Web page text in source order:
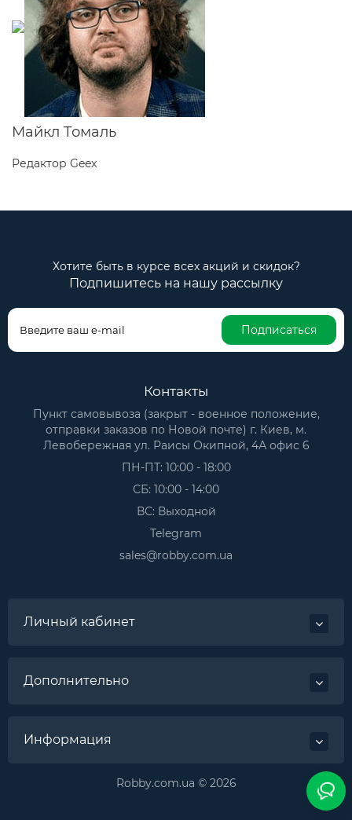
Майкл Томаль
Редактор Geex
Хотите быть в курсе всех акций и скидок?
Подпишитесь на нашу рассылку
Подписаться
Контакты
Пункт самовывоза (закрыт - военное положение,
отправки заказов по Новой почте) г. Киев, м.
Левобережная ул. Раисы Окипной, 4А офис 6
ПН-ПТ: 10:00 - 18:00
СБ: 10:00 - 14:00
ВС: Выходной
Telegram
sales@robby.com.ua
Личный кабинет
Дополнительно
Информация
Robby.com.ua © 2026